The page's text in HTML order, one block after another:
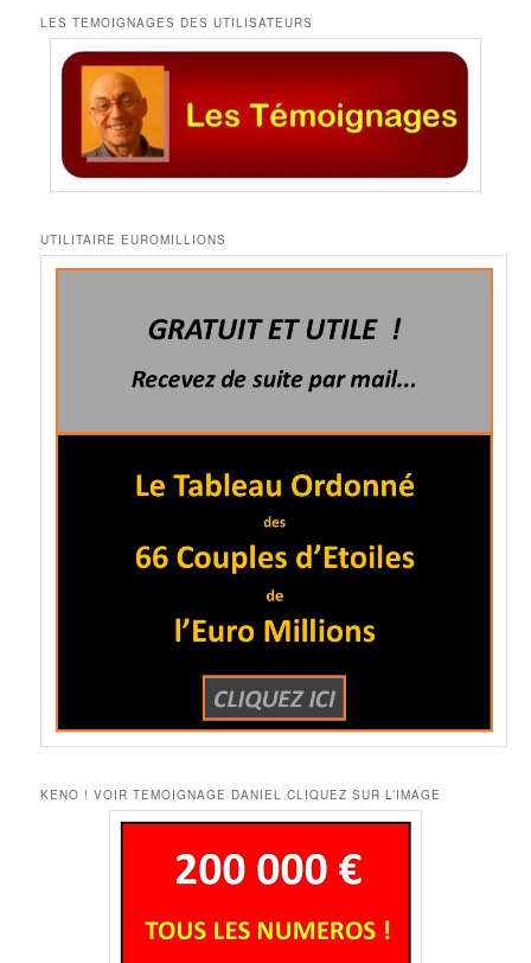
LES TEMOIGNAGES DES UTILISATEURS
UTILITAIRE EUROMILLIONS
KENO ! VOIR TEMOIGNAGE DANIEL CLIQUEZ SUR L’IMAGE